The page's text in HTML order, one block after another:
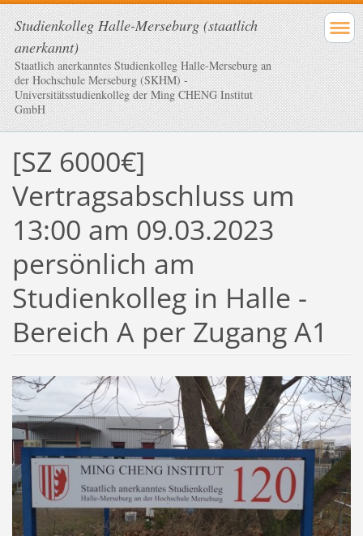
Studienkolleg Halle-Merseburg (staatlich
anerkannt)
Staatlich anerkanntes Studienkolleg Halle-Merseburg an
der Hochschule Merseburg (SKHM) -
Universitätsstudienkolleg der Ming CHENG Institut
GmbH
[SZ 6000€]
Vertragsabschluss um
13:00 am 09.03.2023
persönlich am
Studienkolleg in Halle -
Bereich A per Zugang A1